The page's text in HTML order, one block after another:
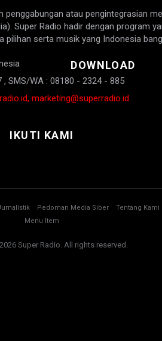
penggabungan atau pengintegrasian
Super Radio hadir dengan program
pilihan serta musik yang Indonesia
, SMS/WA : 08180 - 2324 - 885
marketing@superradio.id
DOWNLOAD
IKUTI KAMI
Pedoman Media Siber
Tentang Kami
Menu Item
Super Radio. All rights reserved.